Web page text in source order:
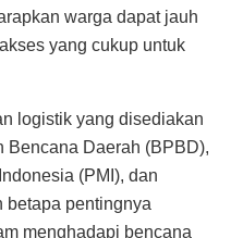
warga dapat jauh
yang cukup untuk
logistik yang disediakan
Daerah (BPBD),
(PMI), dan
betapa pentingnya
menghadapi bencana